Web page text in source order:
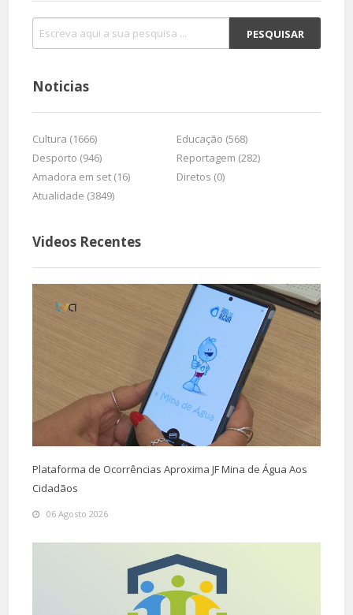
Noticias
Cultura (1666)
Educação (568)
Desporto (946)
Reportagem (282)
Amadora em set (16)
Diretos (0)
Atualidade (3849)
Videos Recentes
Plataforma de Ocorrências Aproxima JF Mina de Água Aos
Cidadãos
06 Agosto 2026